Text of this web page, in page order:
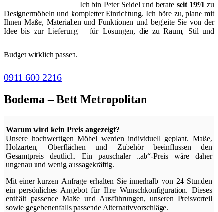
Ich bin Peter Seidel und berate seit 1991 zu
Designermöbeln und kompletter Einrichtung. Ich höre zu, plane mit
Ihnen Maße, Materialien und Funktionen und begleite Sie von der
Idee bis zur Lieferung – für Lösungen, die zu Raum, Stil und
Budget wirklich passen.
0911 600 2216
Bodema – Bett Metropolitan
Warum wird kein Preis angezeigt?
Unsere hochwertigen Möbel werden individuell geplant. Maße,
Holzarten, Oberflächen und Zubehör beeinflussen den
Gesamtpreis deutlich. Ein pauschaler „ab“-Preis wäre daher
ungenau und wenig aussagekräftig.
Mit einer kurzen Anfrage erhalten Sie innerhalb von 24 Stunden
ein persönliches Angebot für Ihre Wunschkonfiguration. Dieses
enthält passende Maße und Ausführungen, unseren Preisvorteil
sowie gegebenenfalls passende Alternativvorschläge.